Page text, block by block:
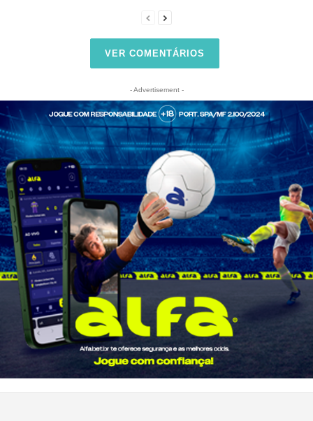
VER COMENTÁRIOS
- Advertisement -